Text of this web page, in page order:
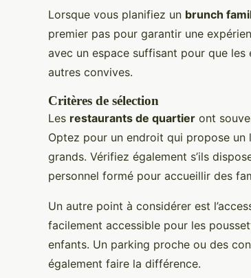
Lorsque vous planifiez un brunch
premier pas pour garantir une
avec un espace suffisant pour que
autres convives.
Critères de sélection
Les restaurants de quartier ont
Optez pour un endroit qui propose
grands. Vérifiez également s’ils
personnel formé pour accueillir des
Un autre point à considérer est
facilement accessible pour les
enfants. Un parking proche ou des
également faire la différence.